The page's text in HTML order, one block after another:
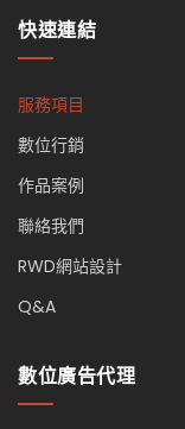
快速連結
服務項目
數位行銷
作品案例
聯絡我們
RWD網站設計
Q&A
數位廣告代理